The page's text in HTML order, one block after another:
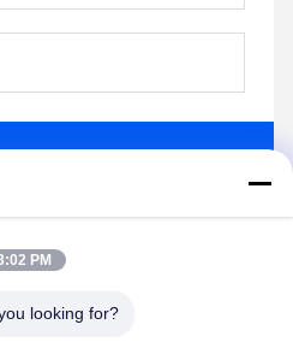
PM
looking for?